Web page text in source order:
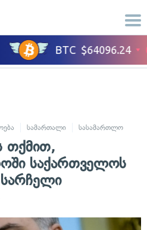
სამართალი სასამართლო
თქმით,
საქართველოს
სარჩელი